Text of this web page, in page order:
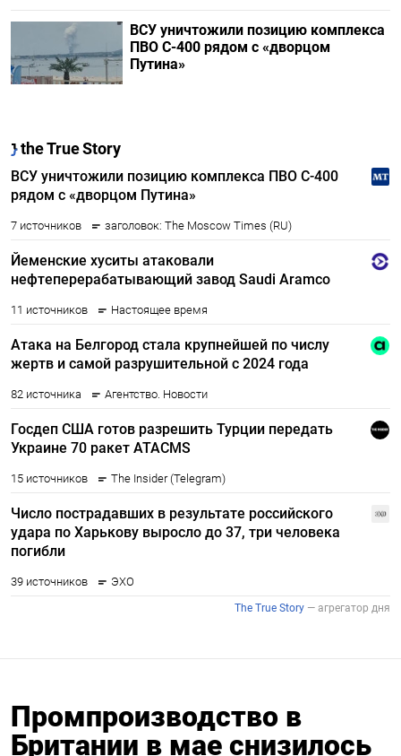
ВСУ уничтожили позицию комплекса
ПВО С-400 рядом с «дворцом
Путина»
Промпроизводство в
Британии в мае снизилось